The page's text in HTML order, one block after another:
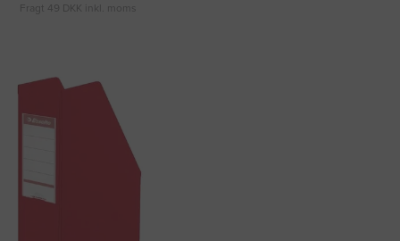
Fragt 49 DKK inkl. moms